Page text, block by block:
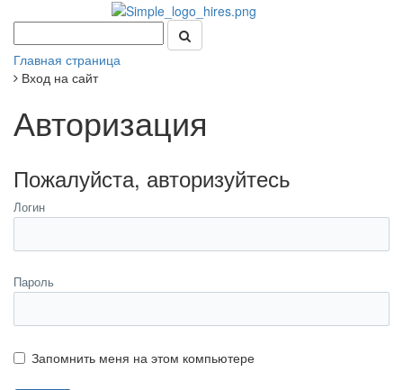
Главная страница
Вход на сайт
Авторизация
Пожалуйста, авторизуйтесь
Логин
Пароль
Запомнить меня на этом компьютере